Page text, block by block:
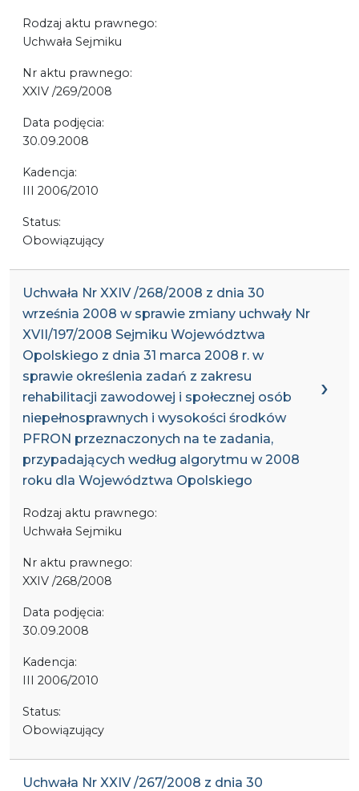
Rodzaj aktu prawnego:
Uchwała Sejmiku
Nr aktu prawnego:
XXIV /269/2008
Data podjęcia:
30.09.2008
Kadencja:
III 2006/2010
Status:
Obowiązujący
Uchwała Nr XXIV /268/2008 z dnia 30
września 2008 w sprawie zmiany uchwały Nr
XVII/197/2008 Sejmiku Województwa
Opolskiego z dnia 31 marca 2008 r. w
sprawie określenia zadań z zakresu
rehabilitacji zawodowej i społecznej osób
niepełnosprawnych i wysokości środków
PFRON przeznaczonych na te zadania,
przypadających według algorytmu w 2008
roku dla Województwa Opolskiego
Rodzaj aktu prawnego:
Uchwała Sejmiku
Nr aktu prawnego:
XXIV /268/2008
Data podjęcia:
30.09.2008
Kadencja:
III 2006/2010
Status:
Obowiązujący
Uchwała Nr XXIV /267/2008 z dnia 30